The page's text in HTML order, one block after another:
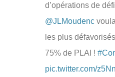
d’opérations de
@JLMoudenc
les plus
75% de PLAI !
pic.twitter.com/